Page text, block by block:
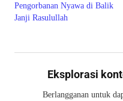
Pengorbanan Nyawa di Balik
Janji Rasulullah
Eksplorasi
Berlangganan untuk